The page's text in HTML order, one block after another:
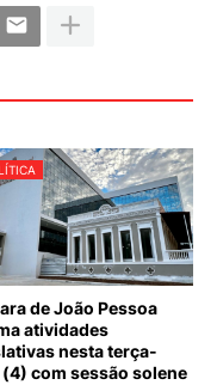
de João Pessoa
atividades
nesta terça-
com sessão solene